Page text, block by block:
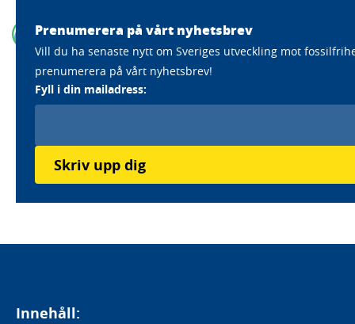
Home Aktörer Sveriges Ekokommuner (Sekom)
Sveriges Ekokommuner
(Sekom)
Läs mer om Sekoms klimatarbete
Innehåll:
Prenumerera på vårt nyhetsbrev
Vill du ha senaste nytt om Sveriges utveckling mot
prenumerera på vårt nyhetsbrev!
Fyll i din mailadress:
Skriv upp dig